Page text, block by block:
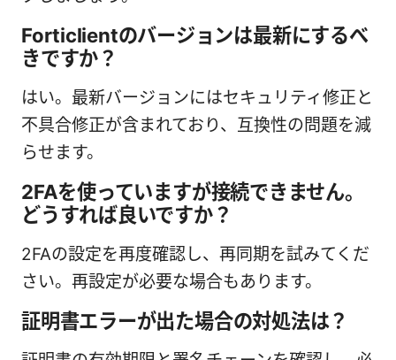
Forticlientのバージョンは最新にするべ
きですか？
はい。最新バージョンにはセキュリティ修正と
不具合修正が含まれており、互換性の問題を減
らせます。
2FAを使っていますが接続できません。
どうすれば良いですか？
2FAの設定を再度確認し、再同期を試みてくだ
さい。再設定が必要な場合もあります。
証明書エラーが出た場合の対処法は？